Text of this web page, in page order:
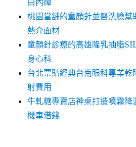
白內障
桃園當舖的童顏針並醫洗臉幫
熱介面材
童顏針診療的高雄隆乳抽脂
身心科
台北票貼經典台南眼科專業乾
射費用
牛軋糖專賣店神桌打造噴霧降
機車借錢